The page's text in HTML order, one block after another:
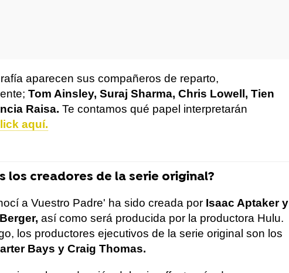
aparecen sus compañeros de reparto,
Tom Ainsley, Suraj Sharma, Chris Lowell, Tien
Raisa. Te contamos qué papel interpretarán
aquí.
los creadores de la serie original?
a Vuestro Padre' ha sido creada por Isaac Aptaker y
así como será producida por la productora Hulu.
los productores ejecutivos de la serie original son los
Bays y Craig Thomas.